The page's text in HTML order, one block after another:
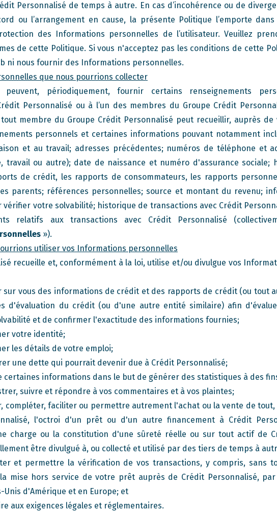
Personnalisé de temps à autre. En cas d’incohérence ou de
ou l’arrangement en cause, la présente Politique l’emporte
des Informations personnelles de l’utilisateur. Veuillez
de cette Politique. Si vous n'acceptez pas les conditions de cette
ni nous fournir des Informations personnelles.
que nous pourrions collecter
peuvent, périodiquement, fournir certains renseignements
Personnalisé ou à l’un des membres du Groupe Crédit
membre du Groupe Crédit Personnalisé peut recueillir, auprès
personnels et certaines informations pouvant notamment
et au travail; adresses précédentes; numéros de téléphone et
travail ou autre); date de naissance et numéro d'assurance sociale;
de crédit, les rapports de consommateurs, les rapports
parents; références personnelles; source et montant du revenu;
vérifier votre solvabilité; historique de transactions avec Crédit
relatifs aux transactions avec Crédit Personnalisé
»).
utiliser vos Informations personnelles
recueille et, conformément à la loi, utilise et/ou divulgue vos
vous des informations de crédit et des rapports de crédit (ou tout
d'évaluation du crédit (ou d'une autre entité similaire) afin
et de confirmer l'exactitude des informations fournies;
votre identité;
les détails de votre emploi;
une dette qui pourrait devenir due à Crédit Personnalisé;
informations dans le but de générer des statistiques à des
suivre et répondre à vos commentaires et à vos plaintes;
faciliter ou permettre autrement l'achat ou la vente de
l'octroi d'un prêt ou d'un autre financement à Crédit
charge ou la constitution d'une sûreté réelle ou sur tout actif de
être divulgué à, ou collecté et utilisé par des tiers de temps à
permettre la vérification de vos transactions, y compris, sans
mise hors service de votre prêt auprès de Crédit Personnalisé,
Unis d'Amérique et en Europe; et
aux exigences légales et réglementaires.